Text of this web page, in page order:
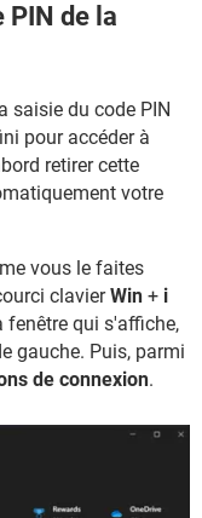
PIN de la
saisie du code PIN
pour accéder à
retirer cette
votre
vous le faites
clavierWin + i
fenêtre qui s'affiche,
gauche. Puis, parmi
de connexion.